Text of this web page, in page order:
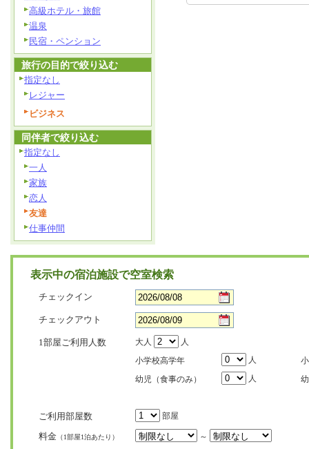
高級ホテル・旅館
温泉
民宿・ペンション
旅行の目的で絞り込む
指定なし
レジャー
ビジネス
同伴者で絞り込む
指定なし
一人
家族
恋人
友達
仕事仲間
表示中の宿泊施設で空室検索
チェックイン
チェックアウト
1部屋ご利用人数 大人
人
小学校高学年
人
幼児（食事のみ）
人
ご利用部屋数 部屋
料金 （1部屋1泊あたり） ～